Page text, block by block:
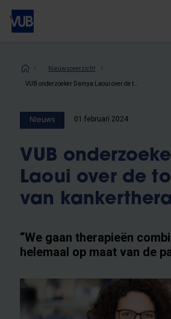
Overslaan
naar
inhoudKruimelpad
Nieuwsoverzicht
Nieuws 01 februari 2024
VUB
Laoui over de
van
“We gaan therapieën
helemaal op maat van de